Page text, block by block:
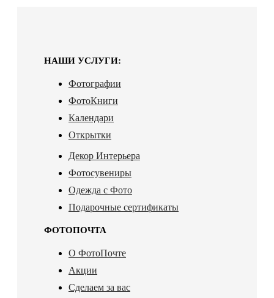
НАШИ УСЛУГИ:
Фотографии
ФотоКниги
Календари
Открытки
Декор Интерьера
Фотосувениры
Одежда с Фото
Подарочные сертификаты
ФОТОПОЧТА
О ФотоПочте
Акции
Сделаем за вас